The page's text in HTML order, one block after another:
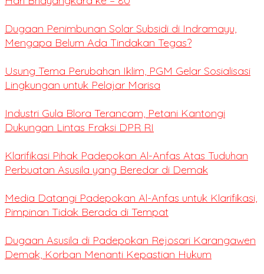
Dugaan Penimbunan Solar Subsidi di Indramayu,
Mengapa Belum Ada Tindakan Tegas?
Usung Tema Perubahan Iklim, PGM Gelar Sosialisasi
Lingkungan untuk Pelajar Marisa
Industri Gula Blora Terancam, Petani Kantongi
Dukungan Lintas Fraksi DPR RI
Klarifikasi Pihak Padepokan Al-Anfas Atas Tuduhan
Perbuatan Asusila yang Beredar di Demak
Media Datangi Padepokan Al-Anfas untuk Klarifikasi,
Pimpinan Tidak Berada di Tempat
Dugaan Asusila di Padepokan Rejosari Karangawen
Demak, Korban Menanti Kepastian Hukum